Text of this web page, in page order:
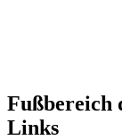
Fußbereich
Links